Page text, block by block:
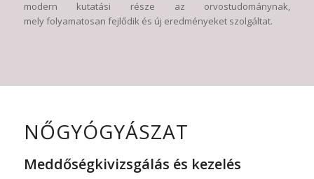
modern kutatási része az orvostudománynak,
mely folyamatosan fejlődik és új eredményeket szolgáltat.
NŐGYÓGYÁSZAT
Meddőségkivizsgálás és kezelés